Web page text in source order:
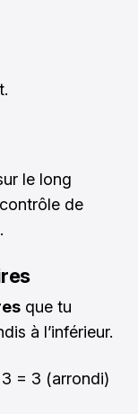
le long
de
que tu
à l’inférieur.
3 = 3 (arrondi)